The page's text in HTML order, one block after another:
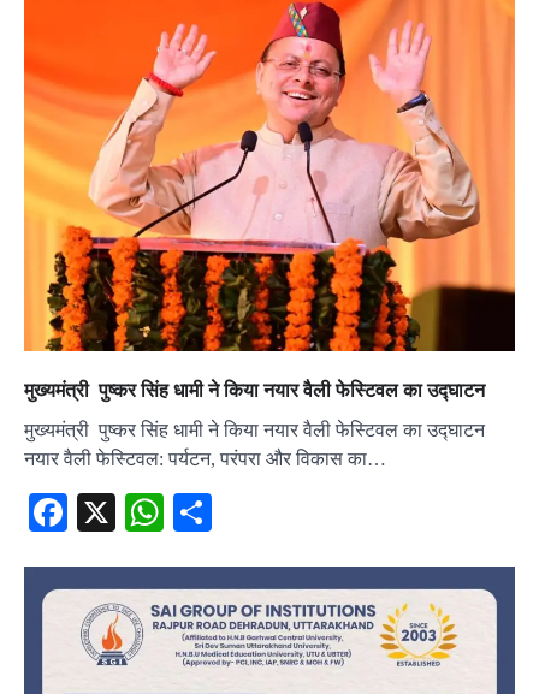
मुख्यमंत्री पुष्कर सिंह धामी ने किया नयार वैली फेस्टिवल का उद्घाटन
मुख्यमंत्री पुष्कर सिंह धामी ने किया नयार वैली फेस्टिवल का उद्घाटन
नयार वैली फेस्टिवल: पर्यटन, परंपरा और विकास का…
Facebook
X WhatsApp